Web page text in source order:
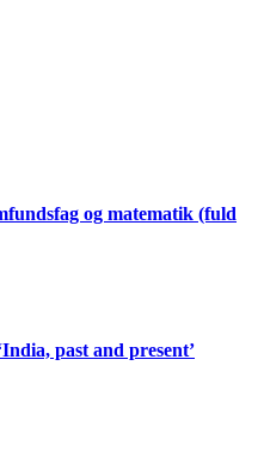
og matematik (fuld
past and present’